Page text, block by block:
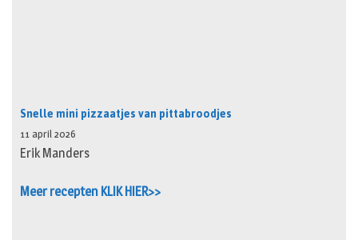
Snelle mini pizzaatjes van pittabroodjes
11 april 2026
Erik Manders
Meer recepten KLIK HIER>>